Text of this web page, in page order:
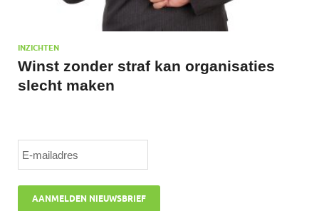
INZICHTEN
Winst zonder straf kan organisaties
slecht maken